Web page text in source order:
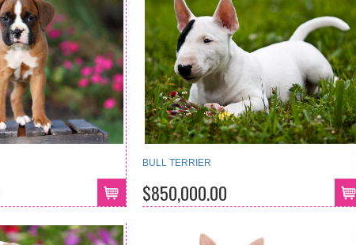
BULL TERRIER
$850,000.00